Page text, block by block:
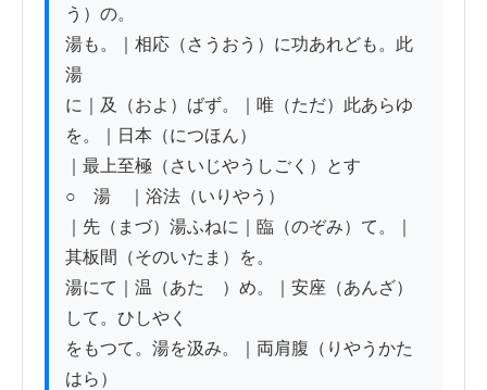
う）の。
湯も。｜相応（さうおう）に功あれども。此
湯
に｜及（およ）ばず。｜唯（ただ）此あらゆ
を。｜日本（につほん）
｜最上至極（さいじやうしごく）とす
○　湯　｜浴法（いりやう）
｜先（まづ）湯ふねに｜臨（のぞみ）て。｜
其板間（そのいたま）を。
湯にて｜温（あたゝ）め。｜安座（あんざ）
して。ひしやく
をもつて。湯を汲み。｜両肩腹（りやうかた
はら）